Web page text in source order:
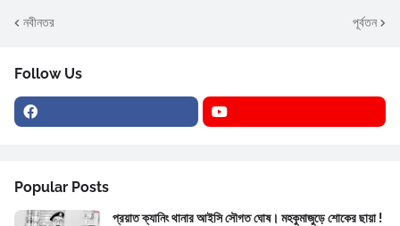
নবীনতর পূর্বতন
Follow Us
Popular Posts
প্রয়াত ক্যানিং থানার আইসি সৌগত ঘোষ। মহকুমাজুড়ে শোকের ছায়া !